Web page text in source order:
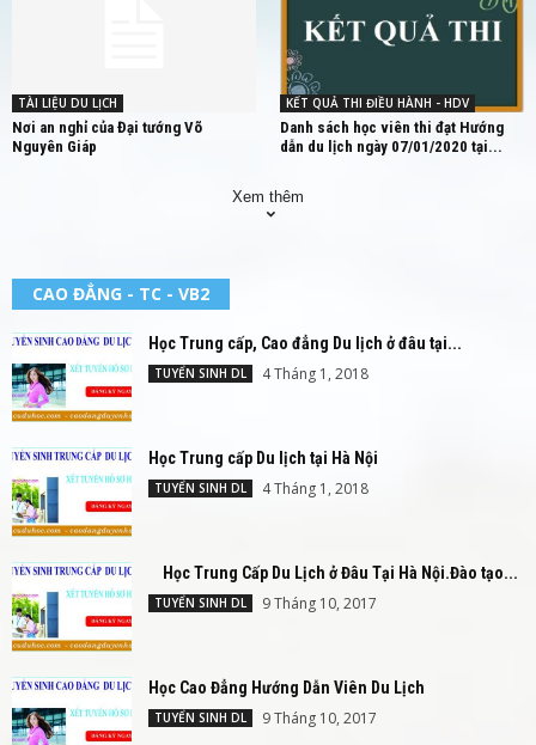
TÀI LIỆU DU LỊCH
Nơi an nghỉ của Đại tướng Võ
Nguyên Giáp
KẾT QUẢ THI ĐIỀU HÀNH - HDV
Danh sách học viên thi đạt Hướng
dẫn du lịch ngày 07/01/2020 tại...
Xem thêm
CAO ĐẲNG - TC - VB2
Học Trung cấp, Cao đẳng Du lịch ở đâu tại...
TUYỂN SINH DL 4 Tháng 1, 2018
Học Trung cấp Du lịch tại Hà Nội
TUYỂN SINH DL 4 Tháng 1, 2018
Học Trung Cấp Du Lịch ở Đâu Tại Hà Nội.Đào tạo...
TUYỂN SINH DL 9 Tháng 10, 2017
Học Cao Đẳng Hướng Dẫn Viên Du Lịch
TUYỂN SINH DL 9 Tháng 10, 2017